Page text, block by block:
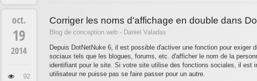
Corriger les noms d'affichage en double dans
Blog de conception web - Daniel Valadas
oct.
19
2014
92
Depuis DotNetNuke 6, il est possible d'activer une fonction pour exiger
sociaux tels que les blogues, forums, etc. d'afficher le nom de la
identifiant pour le site. Si votre site utilise des fonctions sociales, il est
utilisateur ne puisse pas se faire passer pour un autre.